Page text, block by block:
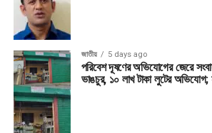
জাতীয় 5 days ago
পরিবেশ দূষণের অভিযোগের জেরে
ভাঙচুর, ১০ লাখ টাকা লুটের অভিযোগ;